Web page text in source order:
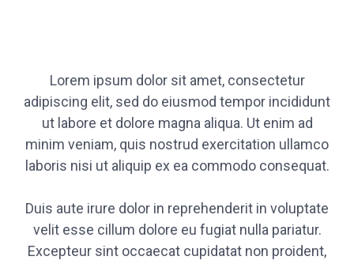
Lorem ipsum dolor sit amet, consectetur
adipiscing elit, sed do eiusmod tempor incididunt
ut labore et dolore magna aliqua. Ut enim ad
minim veniam, quis nostrud exercitation ullamco
laboris nisi ut aliquip ex ea commodo consequat.
Duis aute irure dolor in reprehenderit in voluptate
velit esse cillum dolore eu fugiat nulla pariatur.
Excepteur sint occaecat cupidatat non proident,